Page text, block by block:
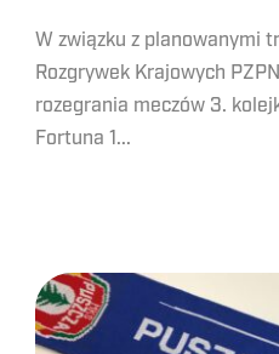
W związku z planowanymi
Rozgrywek Krajowych
rozegrania meczów 3.
Fortuna 1...